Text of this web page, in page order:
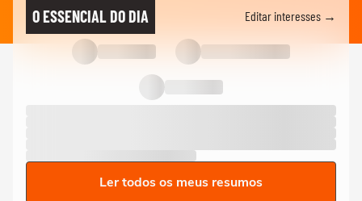
O ESSENCIAL DO DIA Editar interesses →
Ler todos os meus resumos